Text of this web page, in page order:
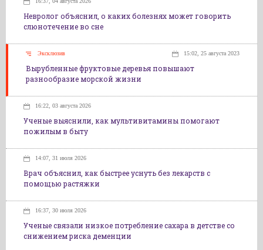
Невролог объяснил, о каких болезнях может говорить
слюнотечение во сне
Эксклюзив 15:02, 25 августа 2023
Вырубленные фруктовые деревья повышают
разнообразие морской жизни
16:22, 03 августа 2026
Ученые выяснили, как мультивитамины помогают
пожилым в быту
14:07, 31 июля 2026
Врач объяснил, как быстрее уснуть без лекарств с
помощью растяжки
16:37, 30 июля 2026
Ученые связали низкое потребление сахара в детстве со
снижением риска деменции